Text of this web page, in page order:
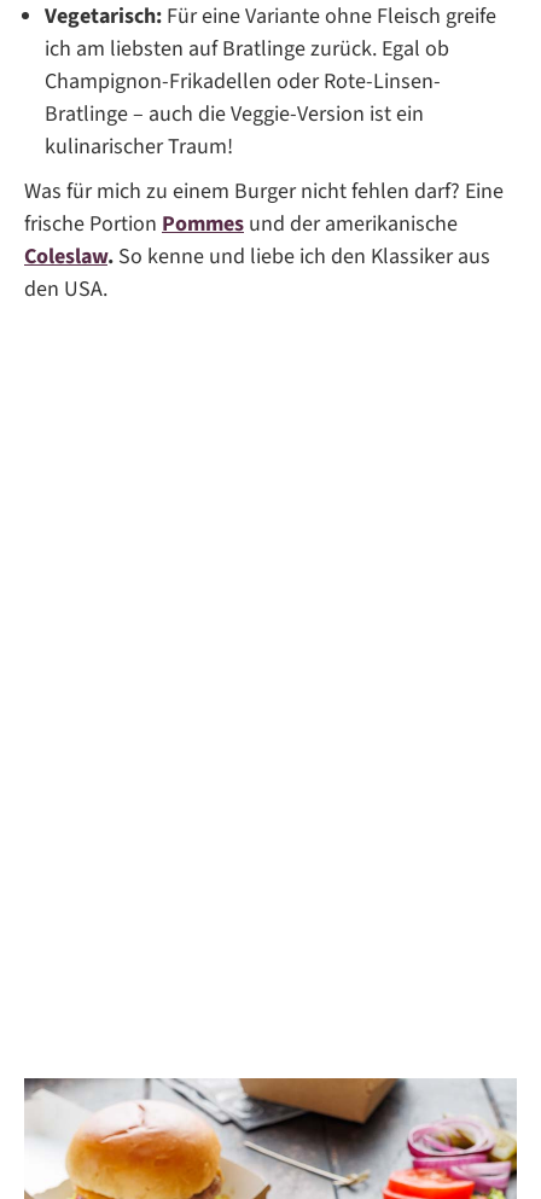
Vegetarisch: Für eine Variante ohne Fleisch greife
ich am liebsten auf Bratlinge zurück. Egal ob
Champignon-Frikadellen oder Rote-Linsen-
Bratlinge – auch die Veggie-Version ist ein
kulinarischer Traum!
Was für mich zu einem Burger nicht fehlen darf? Eine
frische Portion Pommes und der amerikanische
Coleslaw. So kenne und liebe ich den Klassiker aus
den USA.